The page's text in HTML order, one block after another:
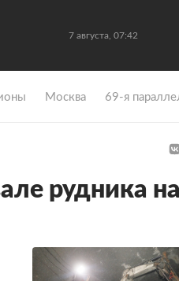
7 августа, 07:42
Москва 69-я
рудника на